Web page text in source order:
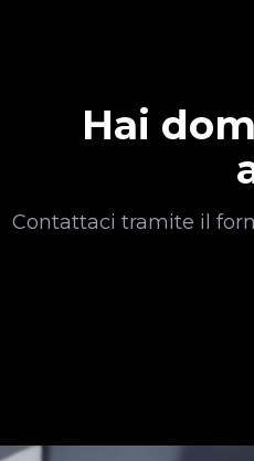
Hai
Contattaci tramite il